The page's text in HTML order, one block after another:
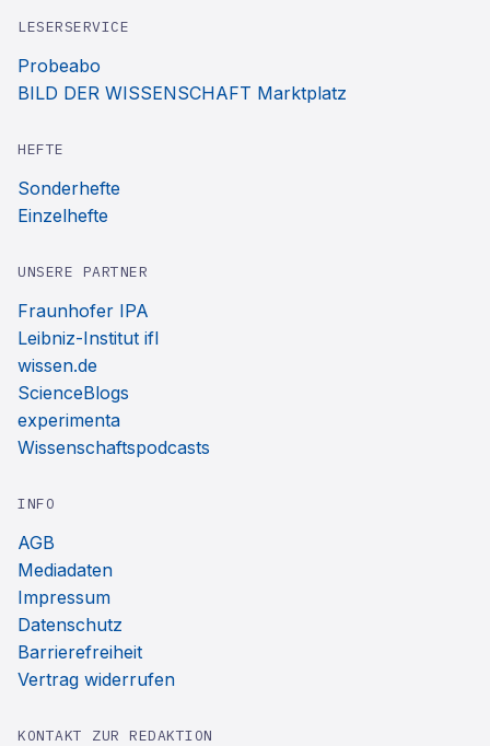
LESERSERVICE
Probeabo
BILD DER WISSENSCHAFT Marktplatz
HEFTE
Sonderhefte
Einzelhefte
UNSERE PARTNER
Fraunhofer IPA
Leibniz-Institut ifl
wissen.de
ScienceBlogs
experimenta
Wissenschaftspodcasts
INFO
AGB
Mediadaten
Impressum
Datenschutz
Barrierefreiheit
Vertrag widerrufen
KONTAKT ZUR REDAKTION